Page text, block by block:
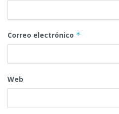
Correo electrónico *
Web